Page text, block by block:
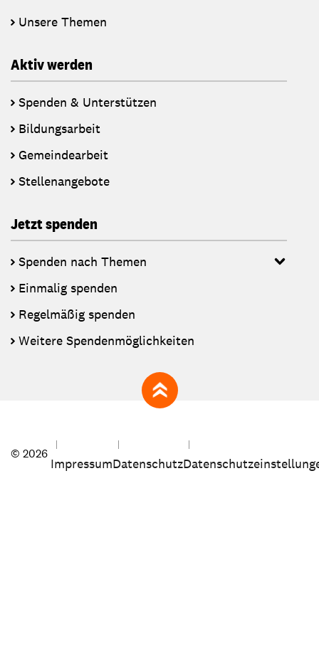
Unsere Themen
Aktiv werden
Spenden & Unterstützen
Bildungsarbeit
Gemeindearbeit
Stellenangebote
Jetzt spenden
Spenden nach Themen
Einmalig spenden
Regelmäßig spenden
Weitere Spendenmöglichkeiten
zum Seitenanfang
© 2026
ImpressumDatenschutz